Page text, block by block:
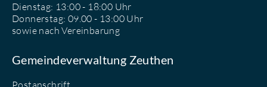
Dienstag: 13:00 - 18:00 Uhr
Donnerstag: 09.00 - 13:00 Uhr
sowie nach Vereinbarung
Gemeindeverwaltung Zeuthen
Postanschrift